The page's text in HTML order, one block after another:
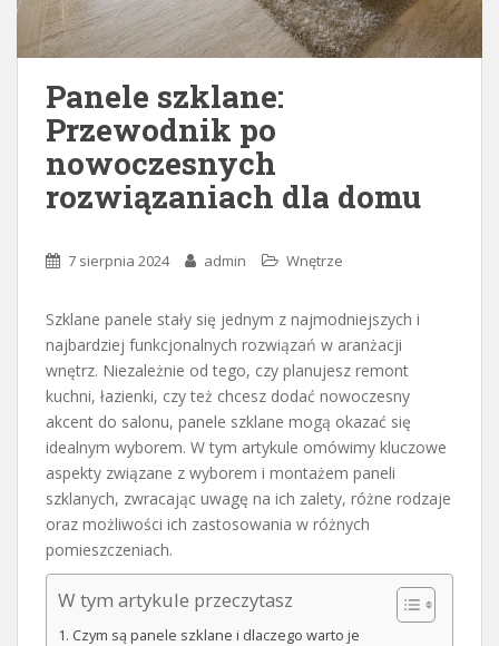
Panele szklane:
Przewodnik po
nowoczesnych
rozwiązaniach dla domu
7 sierpnia 2024 admin Wnętrze
Szklane panele stały się jednym z najmodniejszych i
najbardziej funkcjonalnych rozwiązań w aranżacji
wnętrz. Niezależnie od tego, czy planujesz remont
kuchni, łazienki, czy też chcesz dodać nowoczesny
akcent do salonu, panele szklane mogą okazać się
idealnym wyborem. W tym artykule omówimy kluczowe
aspekty związane z wyborem i montażem paneli
szklanych, zwracając uwagę na ich zalety, różne rodzaje
oraz możliwości ich zastosowania w różnych
pomieszczeniach.
W tym artykule przeczytasz
Czym są panele szklane i dlaczego warto je